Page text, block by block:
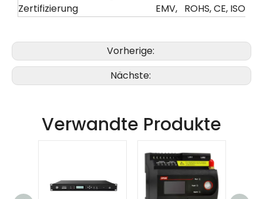
Zertifizierung
EMV, ROHS, CE,
Vorherige:
Nächste:
Verwandte Produkte